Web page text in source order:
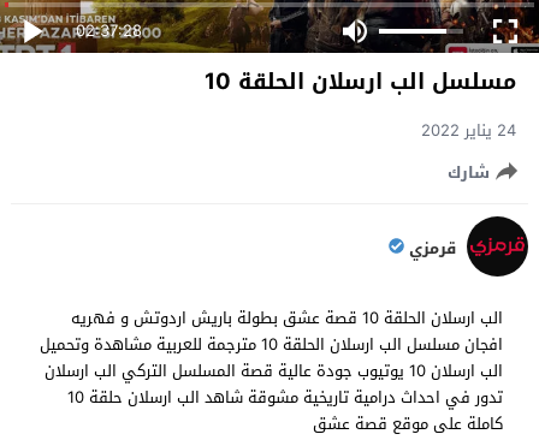
02:37:28
مسلسل الب ارسلان الحلقة 10
24 يناير 2022
شارك
قرمزي
الب ارسلان الحلقة 10 قصة عشق بطولة باريش اردوتش و فهريه
افجان مسلسل الب ارسلان الحلقة 10 مترجمة للعربية مشاهدة وتحميل
الب ارسلان 10 يوتيوب جودة عالية قصة المسلسل التركي الب ارسلان
تدور في احداث درامية تاريخية مشوقة شاهد الب ارسلان حلقة 10
كاملة على موقع قصة عشق